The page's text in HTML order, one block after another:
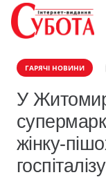
ГАРЯЧІ НОВИНИ
​У
жінку-